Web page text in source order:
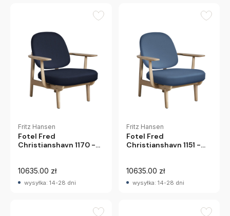
Fritz Hansen
Fotel Fred
Christianshavn 1170 -
10635.00 zł
wysyłka: 14-28 dni
Fritz Hansen
Fotel Fred
Christianshavn 1151 -
10635.00 zł
wysyłka: 14-28 dni